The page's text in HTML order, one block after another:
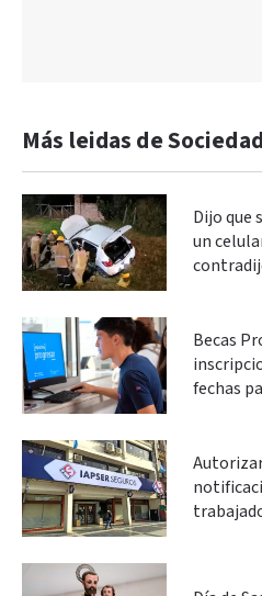
Más leidas de Sociedad
Dijo que
un
Becas
fechas